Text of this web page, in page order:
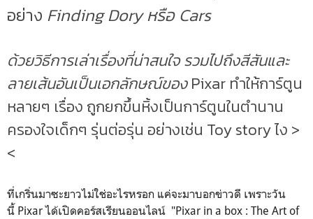
อย่าง Finding Dory หรือ Cars
ด้วยวิธีการเล่าเรื่องที่น่าสนใจ รวมไปถึงสีสันและ
ลายเส้นอันเป็นเอกลักษณ์ของPixar ทำให้การ์ตูน
หลายๆ เรื่อง ถูกยกขึ้นหิ้งเป็นการ์ตูนในตำนาน
ครองใจเด็กๆ รุ่นต่อรุ่น อย่างเช่น Toy story ไง >
<
ที่เกริ่นมาซะยาวไม่ใช่อะไรหรอก แค่จะมาบอกข่าวดี เพราะวัน
นี้ Pixar ได้เปิดคอร์สเรียนออนไลน์ "Pixar in a box : The Art of